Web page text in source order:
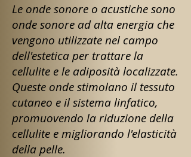
Le onde sonore o acustiche sono
onde sonore ad alta energia che
vengono utilizzate nel campo
dell'estetica per trattare la
cellulite e le adiposità localizzate.
Queste onde stimolano il tessuto
cutaneo e il sistema linfatico,
promuovendo la riduzione della
cellulite e migliorando l'elasticità
della pelle.